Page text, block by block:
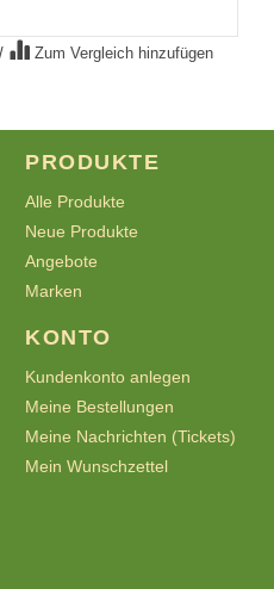
/ Zum Vergleich hinzufügen
PRODUKTE
Alle Produkte
Neue Produkte
Angebote
Marken
KONTO
Kundenkonto anlegen
Meine Bestellungen
Meine Nachrichten (Tickets)
Mein Wunschzettel